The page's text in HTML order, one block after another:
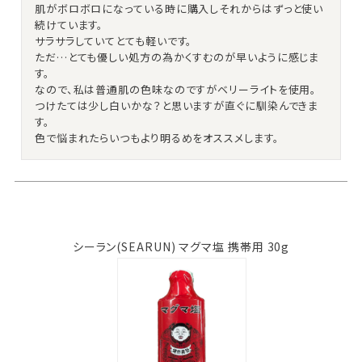
肌がボロボロになっている時に購入しそれからはずっと使い
続けています。
サラサラしていてとても軽いです。
ただ…とても優しい処方の為かくすむのが早いように感じま
す。
なので、私は普通肌の色味なのですがベリーライトを使用。
つけたては少し白いかな？と思いますが直ぐに馴染んできま
す。
色で悩まれたらいつもより明るめをオススメします。
シーラン(SEARUN) マグマ塩 携帯用 30g